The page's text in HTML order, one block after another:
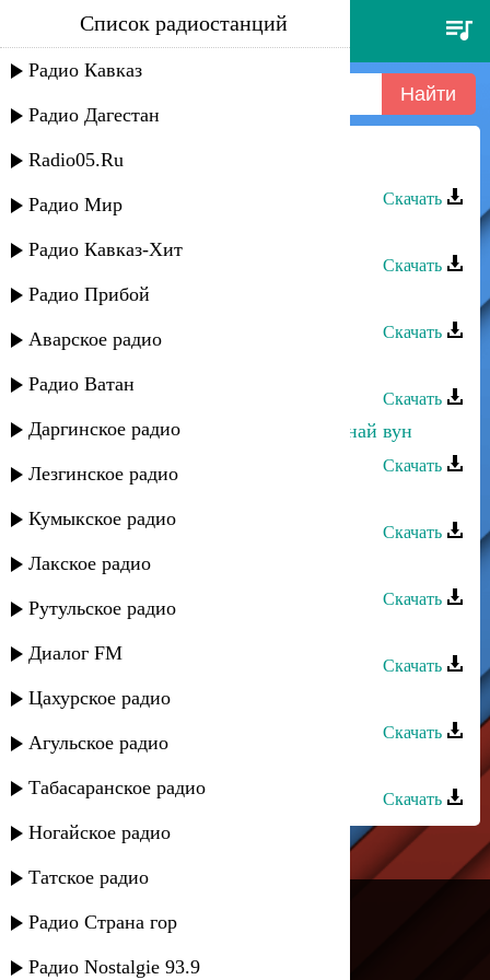
алия - йифен ахвар
Список радиостанций
Радио Кавказ
Радио Дагестан
Radio05.Ru
Радио Мир
Радио Кавказ-Хит
Радио Прибой
Аварское радио
Радио Ватан
Даргинское радио
Лезгинское радио
Кумыкское радио
Лакское радио
Рутульское радио
Диалог FM
Цахурское радио
Агульское радио
Табасаранское радио
Ногайское радио
Татское радио
Радио Страна гор
Радио Nostalgie 93.9
Алия - Йифен ахвар
Скачать
Скачать
Хпедж - Ахвара яр акуна
Скачать
Скачать
Тарлан Мамедов - Заз ахварай акунай вун
Скачать
Скачать
Камила Мамедова - Ахвар
Скачать
Скачать
Алия - Береги мою любовь
Скачать
Скачать
Русское радио